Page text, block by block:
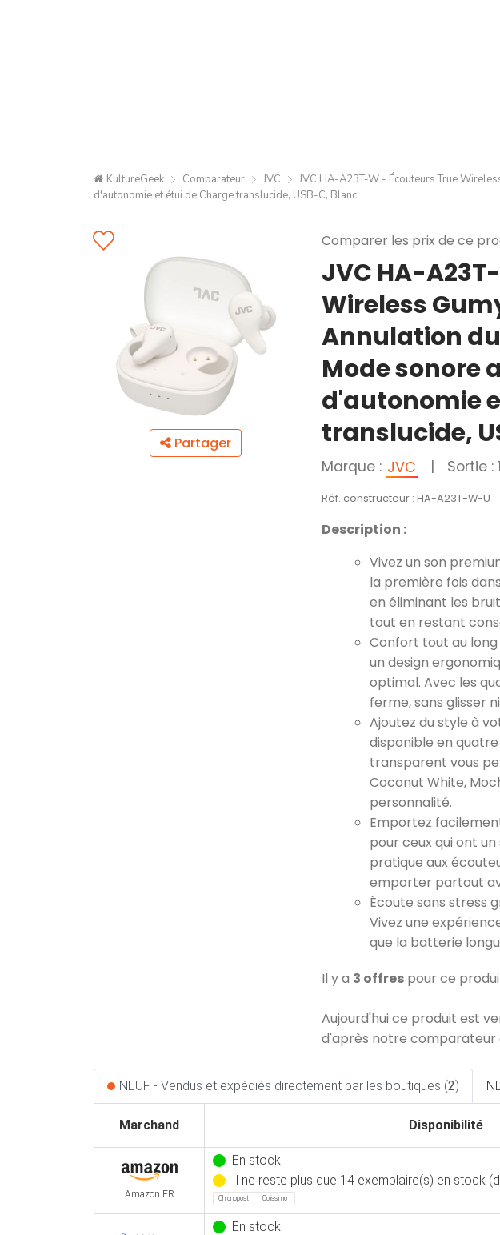
KultureGeek Comparateur JVC
JVC HA-A23T-W - Écouteurs True
d'autonomie et étui de Charge translucide, USB-C, Blanc
Partager
Comparer les prix de ce
JVC HA-
Wireless
Annulation
Mode sonore
d'autonomie
translucide,
Marque : JVC | Sortie :
Réf. constructeur : HA-A23T-W-U
Description :
Vivez un son
la première fois
en éliminant les
tout en restant
Confort tout au
un design
optimal. Avec les
ferme, sans glisser
Ajoutez du style à
disponible en
transparent vous
Coconut White,
personnalité.
Emportez
pour ceux qui ont
pratique aux
emporter partout
Écoute sans stress
Vivez une
que la batterie
Il y a 3 offres pour ce
Aujourd'hui ce produit est
d'après notre comparateur
NEUF - Vendus et expédiés directement par les boutiques (2)
Marchand Disponibilité
Amazon FR
En stock
Il ne reste plus que 14 exemplaire(s) en stock
Chronopost Colissimo
En stock